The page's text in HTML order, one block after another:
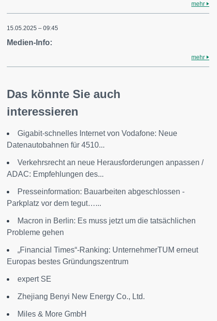
mehr
15.05.2025 – 09:45
Medien-Info:
mehr
Das könnte Sie auch
interessieren
Gigabit-schnelles Internet von Vodafone: Neue
Datenautobahnen für 4510...
Verkehrsrecht an neue Herausforderungen anpassen /
ADAC: Empfehlungen des...
Presseinformation: Bauarbeiten abgeschlossen -
Parkplatz vor dem tegut…...
Macron in Berlin: Es muss jetzt um die tatsächlichen
Probleme gehen
„Financial Times“-Ranking: UnternehmerTUM erneut
Europas bestes Gründungszentrum
expert SE
Zhejiang Benyi New Energy Co., Ltd.
Miles & More GmbH